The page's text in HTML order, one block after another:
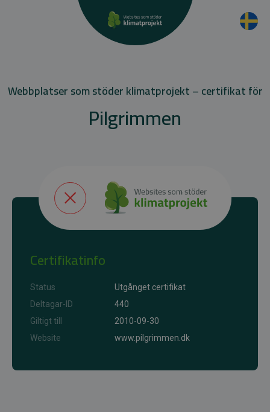
Webbplatser som stöder klimatprojekt – certifikat för
Pilgrimmen
Certifikatinfo
Status
Utgånget certifikat
Deltagar-ID
440
Giltigt till
2010-09-30
Website
www.pilgrimmen.dk